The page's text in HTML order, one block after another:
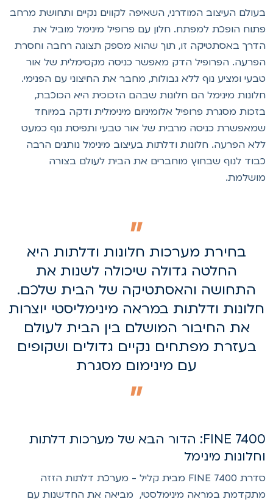
העיצוב המודרני, השאיפה לקווים נקיים ותחושת מרחב
הופכת למפתח. חלון עם פרופיל מינימל מוביל את
באסתטיקה זו, תוך שהוא מספק תצוגה רחבה וחסרת
הפרופיל הדק מאפשר כניסה מקסימלית של אור
ומציע נוף ללא גבולות, מחבר את החיצוני עם הפנימי.
מינימל הם חלונות שבהם הזכוכית היא הכוכבת,
מסגרת פרופיל אלומיניום מינימלית ודקה במיוחד
כניסה מרבית של אור טבעי ותפיסת נוף כמעט
הפרעה. חלונות ודלתות בעיצוב מינימל נותנים הרבה
לנוף שבחוץ מוחברים את הבית לעולם בצורה
בחירת מערכות חלונות ודלתות היא
החלטה גדולה שיכולה לשנות את
התחושה והאסתטיקה של הבית שלכם.
ודלתות במראה מינימליסטי יוצרות
את החיבור המושלם בין הבית לעולם
בעזרת מפתחים נקיים גדולים ושקופים
עם מינימום מסגרת
FINE 7400: הדור הבא של מערכות דלתות
מינימל
סדרת FINE 7400 מבית קליל - מערכת דלתות הזזה
במראה מינימלסטי, מביאה את החדשנות עם